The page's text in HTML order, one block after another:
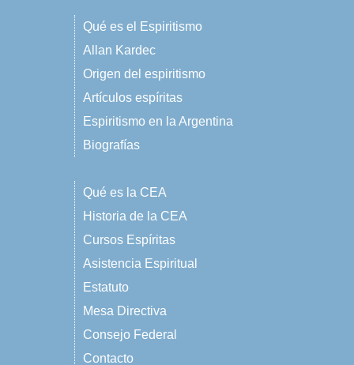
Qué es el Espiritismo
Allan Kardec
Origen del espiritismo
Artículos espíritas
Espiritismo en la Argentina
Biografías
Qué es la CEA
Historia de la CEA
Cursos Espíritas
Asistencia Espiritual
Estatuto
Mesa Directiva
Consejo Federal
Contacto